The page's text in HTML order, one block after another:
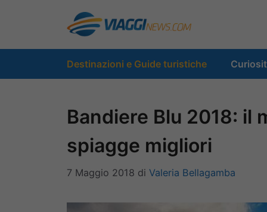
contenuto
Destinazioni e Guide turistiche
Bandiere Blu 2018: il
spiagge migliori
7 Maggio 2018 di Valeria Bellagamba